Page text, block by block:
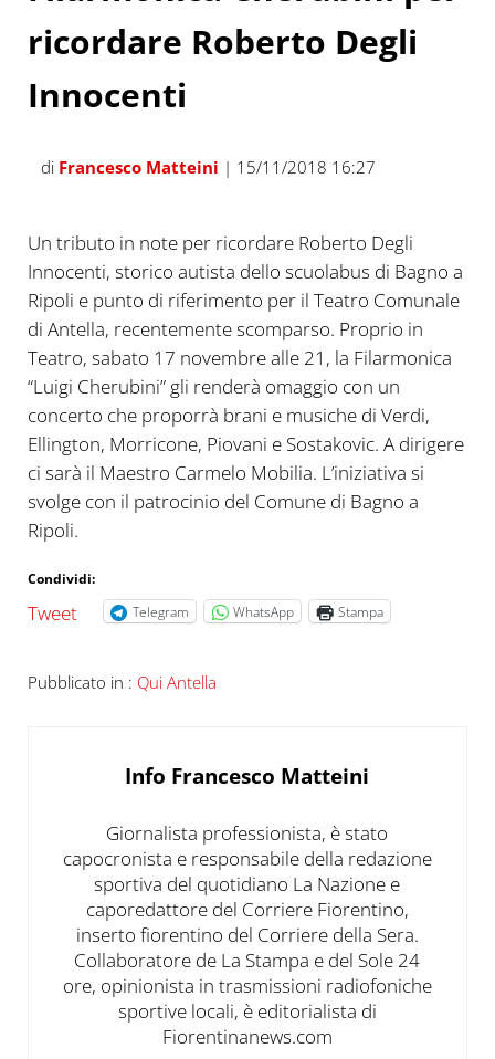
ricordare Roberto Degli
Innocenti
di Francesco Matteini | 15/11/2018 16:27
Un tributo in note per ricordare Roberto Degli
Innocenti, storico autista dello scuolabus di Bagno a
Ripoli e punto di riferimento per il Teatro Comunale
di Antella, recentemente scomparso. Proprio in
Teatro, sabato 17 novembre alle 21, la Filarmonica
“Luigi Cherubini” gli renderà omaggio con un
concerto che proporrà brani e musiche di Verdi,
Ellington, Morricone, Piovani e Sostakovic. A dirigere
ci sarà il Maestro Carmelo Mobilia. L’iniziativa si
svolge con il patrocinio del Comune di Bagno a
Ripoli.
Condividi:
Tweet Telegram WhatsApp Stampa
Pubblicato in : Qui Antella
Info Francesco Matteini
Giornalista professionista, è stato
capocronista e responsabile della redazione
sportiva del quotidiano La Nazione e
caporedattore del Corriere Fiorentino,
inserto fiorentino del Corriere della Sera.
Collaboratore de La Stampa e del Sole 24
ore, opinionista in trasmissioni radiofoniche
sportive locali, è editorialista di
Fiorentinanews.com